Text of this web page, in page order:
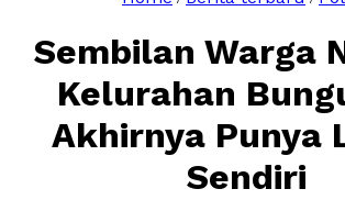
Sembilan Warga
Kelurahan
Akhirnya Punya
Sendiri